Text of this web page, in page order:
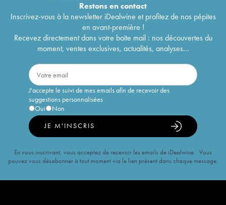
Restons encontact
Inscrivez-vous à la newsletter iDealwine et profitez de nos pépites
en avant-première !
Recevez directement dans votre boîte mail : nos découvertes du
moment, ventes exclusives, actualités, analyses...
J'accepte le suivi de mes emails afin de recevoir des
suggestions personnalisées
Oui
Non
JE M'INSCRIS
En vous inscrivant, vous acceptez de recevoir les emails de iDealwine. Vous
pouvez vous désabonner à tout moment via le lien présent dans chaque message.